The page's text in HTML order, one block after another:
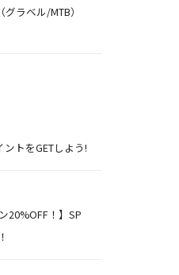
グラベル/MTB）
トをGETしよう!
20%OFF！】SP